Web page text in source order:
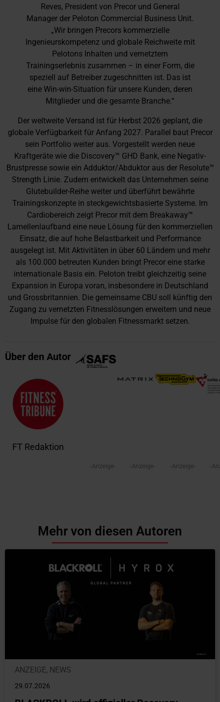
Reves, President von Precor und General
Manager der Peloton Commercial Business Unit.
„Wir bringen Precors kommerzielle
Ingenieurskompetenz und globale Reichweite mit
Pelotons Inhalten und vernetztem
Trainingserlebnis zusammen – in einer Form, die
speziell auf Betreiber zugeschnitten ist. Das ist
eine Win-win-Situation für unsere Kunden, deren
Mitglieder und die gesamte Branche.“
Der weltweite Versand ist für Herbst 2026 geplant, die
globale Verfügbarkeit für Anfang 2027. Parallel baut Precor
sein Portfolio weiter aus. Vorgestellt werden neue
Kraftgeräte wie die Discovery™ GHD Bank, eine Negativ-
Brustpresse sowie ein Adduktor/Abduktor aus der Resolute™
Strength Linie. Zudem entwickelt das Unternehmen seine
Glutebuilder-Reihe weiter und überführt bewährte
Trainingskonzepte in steckgewichtsbasierte Systeme. Im
Cardiobereich zeigt Precor mit dem Breakaway™
Lamellenlaufband eine neue Lösung für den kommerziellen
Einsatz, die auf hohe Belastbarkeit und Performance
ausgelegt ist. Mit Aktivitäten in über 60 Ländern und mehr
als 100.000 betreuten Kunden bringt Precor eine starke
internationale Basis ein. Peloton treibt gleichzeitig seine
Expansion in Europa voran, insbesondere in Deutschland
und Grossbritannien. Die gemeinsame CBU soll künftig den
Zugang zu vernetzten Fitnesslösungen erweitern und neue
Impulse für den globalen Fitnessmarkt setzen.
Über den Autor
FT Redaktion
-Anzeige- -Anzeige- -Anzeige- -
Mehr von diesen Autoren
ANZEIGE, NEWS
29.07.2026